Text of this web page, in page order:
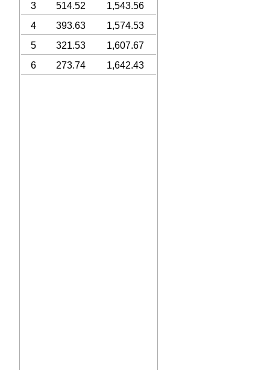
3
514.52
1,543.56
4
393.63
1,574.53
5
321.53
1,607.67
6
273.74 1,642.43